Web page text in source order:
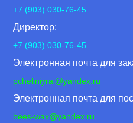
+7 (903) 030-76-45
Директор:
+7 (903) 030-76-45
Электронная почта для
pcheliniyrai@yandex.ru
Электронная почта для
bees-wax@yandex.ru